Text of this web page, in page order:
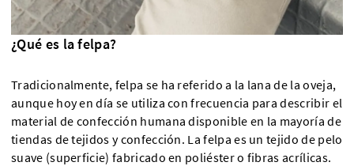
¿Qué es la felpa?
Tradicionalmente, felpa se ha referido a la lana de la oveja,
aunque hoy en día se utiliza con frecuencia para describir el
material de confección humana disponible en la mayoría de
tiendas de tejidos y confección. La felpa es un tejido de pelo
suave (superficie) fabricado en poliéster o fibras acrílicas.